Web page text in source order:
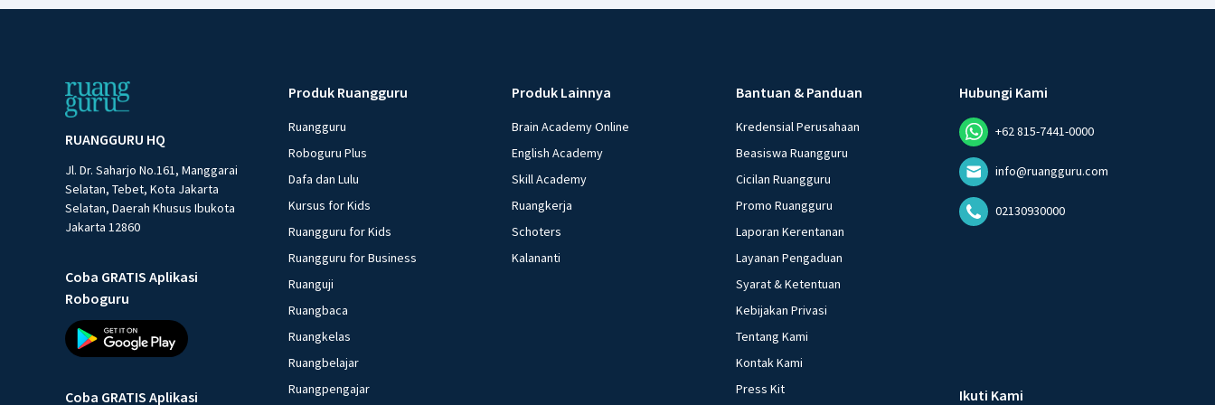
Beri Rating·0.0(
RUANGGURU HQ
Jl. Dr. Saharjo No.161, Manggarai
Selatan, Tebet, Kota Jakarta
Selatan, Daerah Khusus Ibukota
Jakarta 12860
Coba GRATIS Aplikasi
Roboguru
Coba GRATIS Aplikasi
Produk Ruangguru
Ruangguru
Roboguru Plus
Dafa dan Lulu
Kursus for Kids
Ruangguru for Kids
Ruangguru for Business
Ruanguji
Ruangbaca
Ruangkelas
Ruangbelajar
Ruangpengajar
Produk Lainnya
Brain Academy Online
English Academy
Skill Academy
Ruangkerja
Schoters
Kalananti
Bantuan & Panduan
Kredensial Perusahaan
Beasiswa Ruangguru
Cicilan Ruangguru
Promo Ruangguru
Laporan Kerentanan
Layanan Pengaduan
Syarat & Ketentuan
Kebijakan Privasi
Tentang Kami
Kontak Kami
Press Kit
Hubungi Kami
+62 815-7441-0000
info@ruangguru.com
02130930000
Ikuti Kami